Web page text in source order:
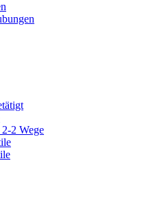
2 Wege